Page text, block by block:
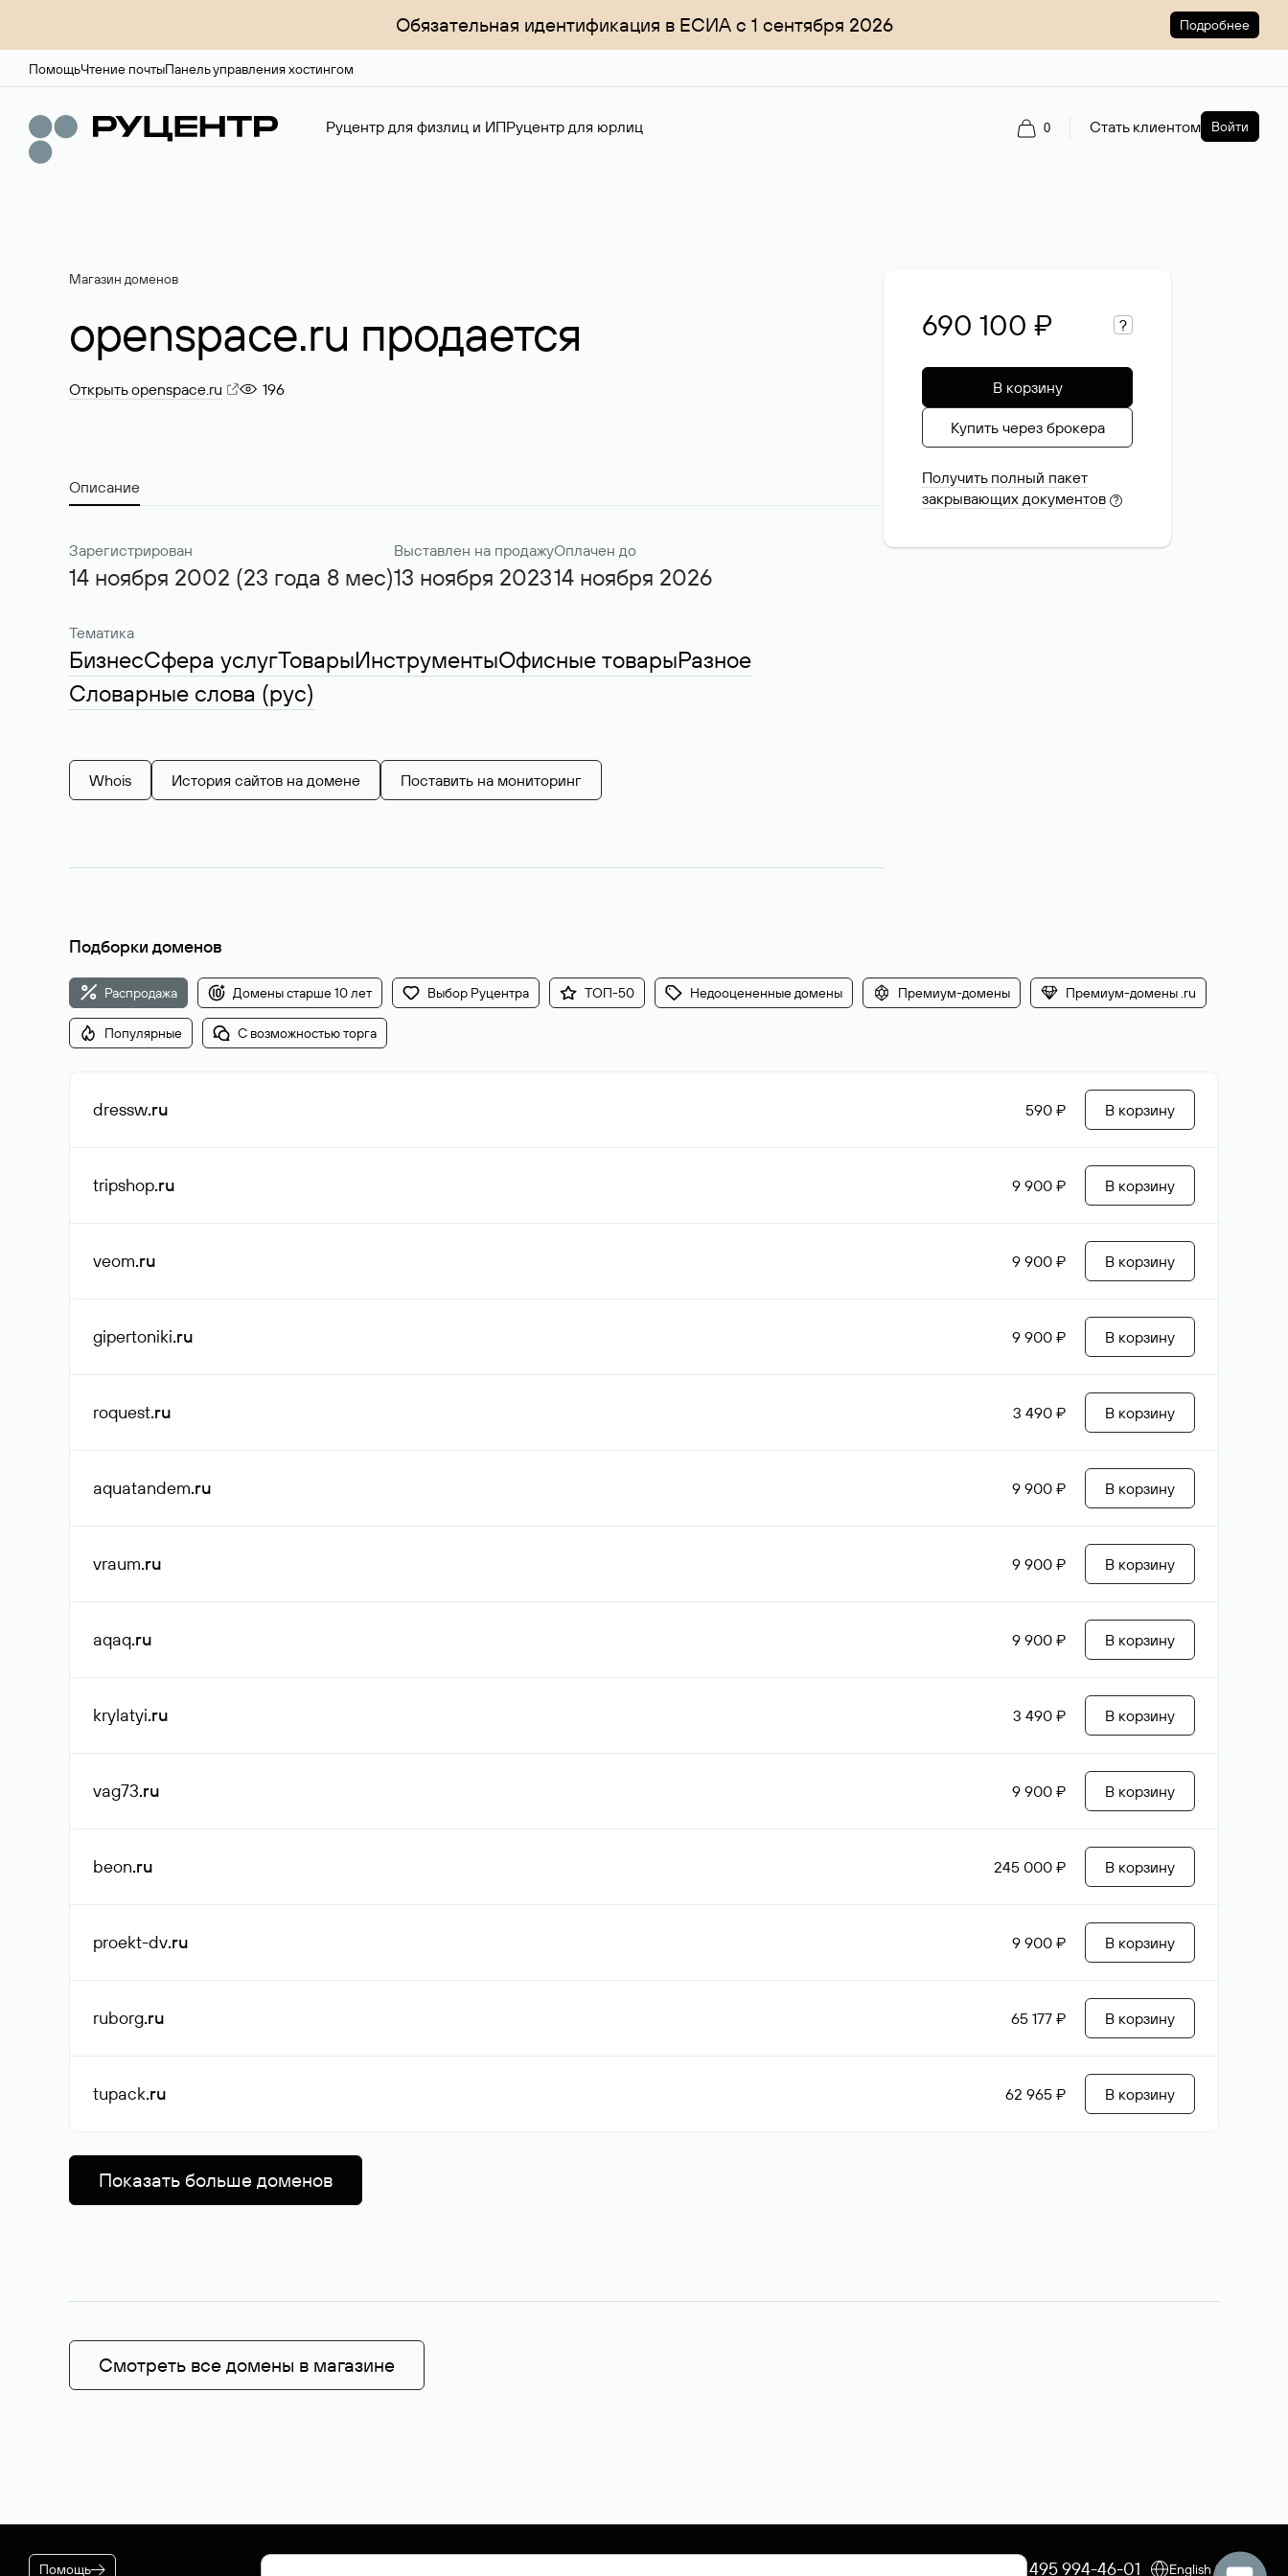
Обязательная идентификация в ЕСИА с 1 сентября 2026 Подробнее
ПомощьЧтение почтыПанель управления хостингом
Руцентр для физлиц и ИПРуцентр для юрлиц 0 Стать клиентом Войти
Магазин доменов
openspace.ru продается
Открыть openspace.ru 196
Описание
Зарегистрирован
14 ноября 2002 (23 года 8 мес)
Выставлен на продажу
13 ноября 2023
Оплачен до
14 ноября 2026
Тематика
БизнесСфера услугТоварыИнструментыОфисные товарыРазное
Словарные слова (рус)
Whois История сайтов на домене Поставить на мониторинг
690 100 ₽ ?
В корзину
Купить через брокера
Получить полный пакет
закрывающих документов ?
Подборки доменов
Распродажа Домены старше 10 лет Выбор Руцентра ТОП-50 Недооцененные домены Премиум-домены Премиум-домены .ru
Популярные С возможностью торга
dressw.ru 590 ₽ В корзину
tripshop.ru 9 900 ₽ В корзину
veom.ru 9 900 ₽ В корзину
gipertoniki.ru 9 900 ₽ В корзину
roquest.ru 3 490 ₽ В корзину
aquatandem.ru 9 900 ₽ В корзину
vraum.ru 9 900 ₽ В корзину
aqaq.ru 9 900 ₽ В корзину
krylatyi.ru 3 490 ₽ В корзину
vag73.ru 9 900 ₽ В корзину
beon.ru 245 000 ₽ В корзину
proekt-dv.ru 9 900 ₽ В корзину
ruborg.ru 65 177 ₽ В корзину
tupack.ru 62 965 ₽ В корзину
Показать больше доменов
Смотреть все домены в магазине
Помощь +7 495 994-46-01 English (USD)